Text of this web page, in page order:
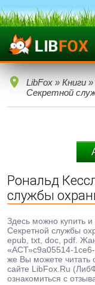
LibFox » Книги »
Секретной
Рональд
службы
Здесь можно купить
Секретной службы
epub, txt, doc, pdf.
«АСТ»c9a05514-
же Вы можете читать
сайте LibFox.Ru
ознакомиться с